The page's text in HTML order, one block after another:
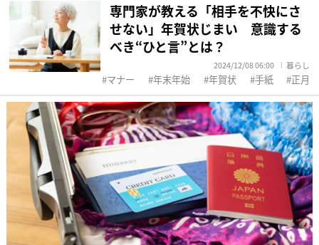
専門家が教える「相手を不快にさ
せない」年賀状じまい 意識する
べき“ひと言”とは？
2024/12/08 06:00 暮らし
マナー 年末年始 年賀状 手紙 正月